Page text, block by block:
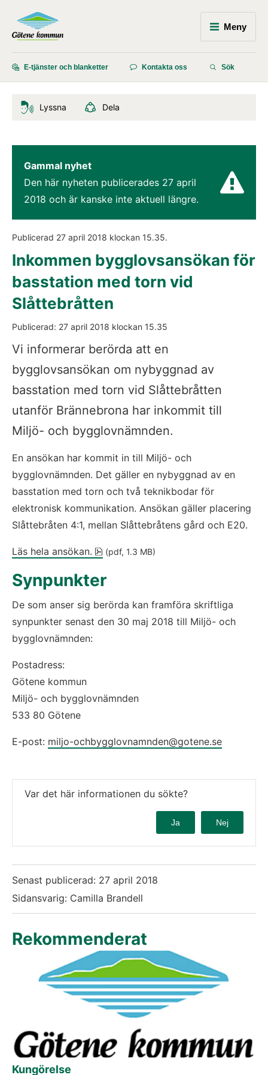
Meny
E-tjänster och blanketter Kontakta oss Sök
Lyssna Dela
Gammal nyhet
Den här nyheten publicerades 27 april
2018 och är kanske inte aktuell längre.
Publicerad 27 april 2018 klockan 15.35.
Inkommen bygglovsansökan för
basstation med torn vid
Slåttebråtten
Publicerad: 27 april 2018 klockan 15.35
Vi informerar berörda att en
bygglovsansökan om nybyggnad av
basstation med torn vid Slåttebråtten
utanför Brännebrona har inkommit till
Miljö- och bygglovnämnden.
En ansökan har kommit in till Miljö- och
bygglovnämnden. Det gäller en nybyggnad av en
basstation med torn och två teknikbodar för
elektronisk kommunikation. Ansökan gäller placering
Slåttebråten 4:1, mellan Slåttebråtens gård och E20.
Läs hela ansökan. pdf, 1.3 MB.
(pdf, 1.3 MB)
Synpunkter
De som anser sig berörda kan framföra skriftliga
synpunkter senast den 30 maj 2018 till Miljö- och
bygglovnämnden:
Postadress:
Götene kommun
Miljö- och bygglovnämnden
533 80 Götene
E-post: miljo-ochbygglovnamnden@gotene.se
Var det här informationen du sökte?
Ja Nej
Senast publicerad: 27 april 2018
Sidansvarig: Camilla Brandell
Rekommenderat
Kungörelse